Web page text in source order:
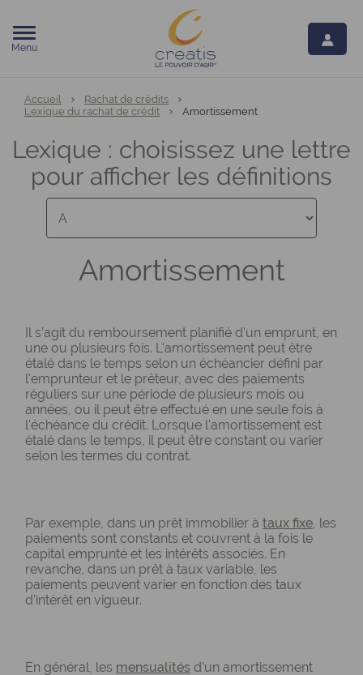
Menu
Vous êtes ici:
Accueil
Rachat de crédits
Lexique du rachat de crédit
Amortissement
Lexique : choisissez une lettre
pour afficher les définitions
Amortissement
Il s’agit du remboursement planifié d’un emprunt, en
une ou plusieurs fois. L'amortissement peut être
étalé dans le temps selon un échéancier défini par
l'emprunteur et le prêteur, avec des paiements
réguliers sur une période de plusieurs mois ou
années, ou il peut être effectué en une seule fois à
l'échéance du crédit. Lorsque l'amortissement est
étalé dans le temps, il peut être constant ou varier
selon les termes du contrat.
Par exemple, dans un prêt immobilier à taux fixe, les
paiements sont constants et couvrent à la fois le
capital emprunté et les intérêts associés. En
revanche, dans un prêt à taux variable, les
paiements peuvent varier en fonction des taux
d'intérêt en vigueur.
En général, les mensualités d'un amortissement